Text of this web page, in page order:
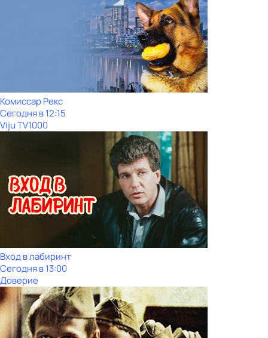
Комиссар Рекс
Сегодня в 12:15
Viju TV1000
Вход в лабиринт
Сегодня в 13:00
Доверие